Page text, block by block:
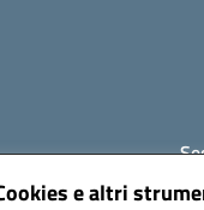
e altri